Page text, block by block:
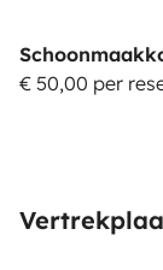
€ 50,00 per